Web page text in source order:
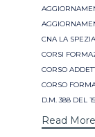
CNA LA SPEZIA
CORSI
CORSO
CORSO
D.M. 388 DEL
Read More